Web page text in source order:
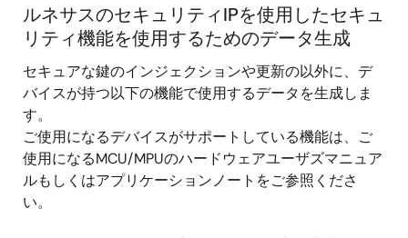
ルネサスのセキュリティIPを使用したセキュ
リティ機能を使用するためのデータ生成
セキュアな鍵のインジェクションや更新の以外に、デ
バイスが持つ以下の機能で使用するデータを生成しま
す。
ご使用になるデバイスがサポートしている機能は、ご
使用になるMCU/MPUのハードウェアユーザズマニュア
ルもしくはアプリケーションノートをご参照くださ
い。